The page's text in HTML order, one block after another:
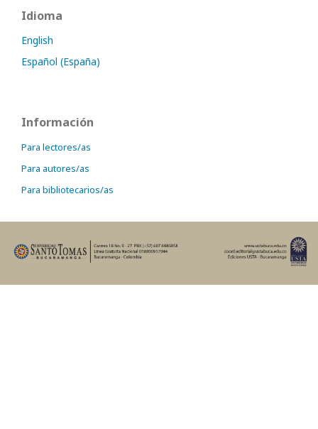
Idioma
English
Español (España)
Información
Para lectores/as
Para autores/as
Para bibliotecarios/as